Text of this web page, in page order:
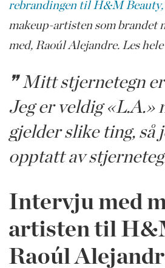
rebrandingen til H&M Beauty,
makeup-artisten som brandet
med, Raoúl Alejandre. Les
Mitt stjernetegn
Jeg er veldig «L.A.»
gjelder slike ting, så
opptatt av
Intervju med
artisten til
Raoúl